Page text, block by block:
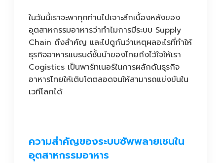
ในวันนี้เราจะพาทุกท่านไปเจาะลึกเบื้องหลังของ
อุตสาหกรรมอาหารว่าทำไมการมีระบบ Supply
Chain ถึงสำคัญ และไปดูกันว่าเหตุผลอะไรที่ทำให้
ธุรกิจอาหารแบรนด์ชั้นนำของไทยถึงไว้ใจให้เรา
Cogistics เป็นพาร์ทเนอร์ในการผลักดันธุรกิจ
อาหารไทยให้เติบโตตลอดจนให้สามารถแข่งขันใน
เวทีโลกได้
ความสำคัญของระบบซัพพลายเชนใน
อุตสาหกรรมอาหาร